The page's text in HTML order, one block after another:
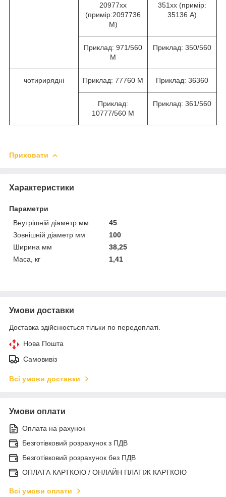
20977хх
(примір:2097736
М)
351хх (примір:
35136 А)
Приклад: 971/560
М
Приклад: 350/560
чотирирядні Приклад: 77760 М Приклад: 36360
Приклад:
10777/560 М
Приклад: 361/560
Приховати
Характеристики
Параметри
Внутрішній діаметр мм
45
Зовнішній діаметр мм
100
Ширина мм
38,25
Маса, кг
1,41
Умови доставки
Доставка здійснюється тільки по передоплаті.
Нова Пошта
Самовивіз
Всі умови доставки
Умови оплати
Оплата на рахунок
Безготівковий розрахунок з ПДВ
Безготівковий розрахунок без ПДВ
ОПЛАТА КАРТКОЮ / ОНЛАЙН ПЛАТІЖ КАРТКОЮ
Всі умови оплати